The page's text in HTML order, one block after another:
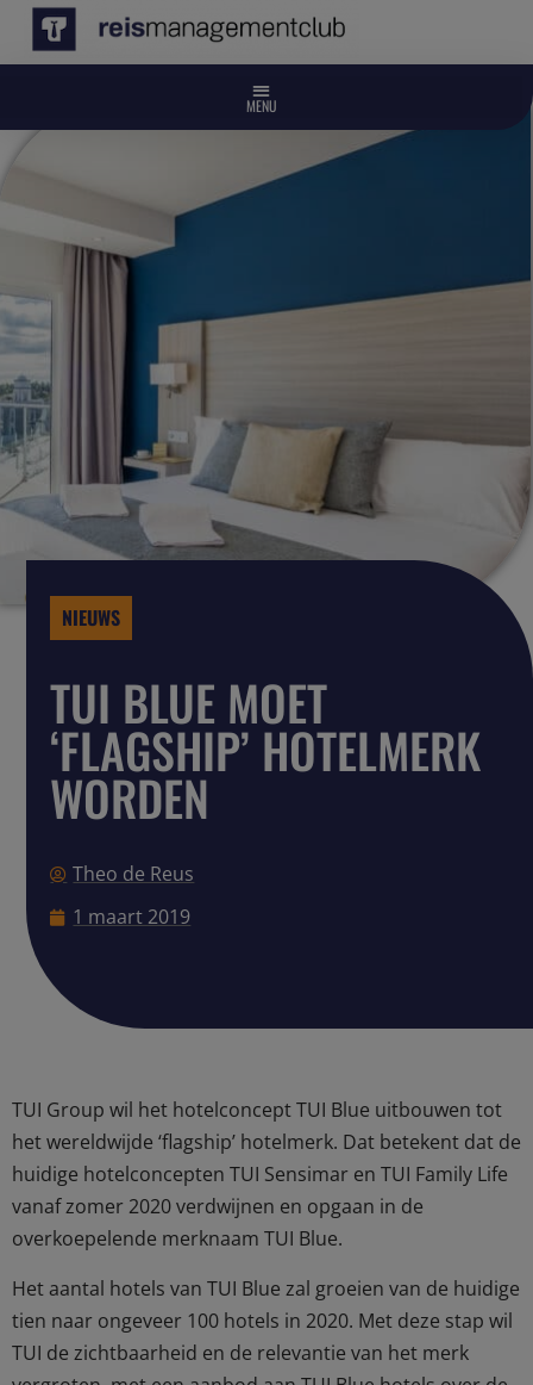
NIEUWS
TUI BLUE MOET
‘FLAGSHIP’ HOTELMERK
WORDEN
Theo de Reus
1 maart 2019
TUI Group wil het hotelconcept TUI Blue uitbouwen tot
het wereldwijde ‘flagship’ hotelmerk. Dat betekent dat de
huidige hotelconcepten TUI Sensimar en TUI Family Life
vanaf zomer 2020 verdwijnen en opgaan in de
overkoepelende merknaam TUI Blue.
Het aantal hotels van TUI Blue zal groeien van de huidige
tien naar ongeveer 100 hotels in 2020. Met deze stap wil
TUI de zichtbaarheid en de relevantie van het merk